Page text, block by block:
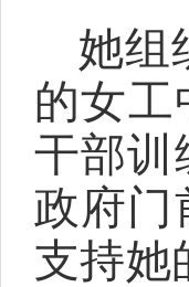
她组
的女工
干部训
政府门
支持她